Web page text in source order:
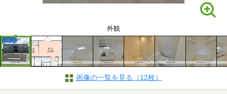
外観
画像の一覧を見る（12枚）